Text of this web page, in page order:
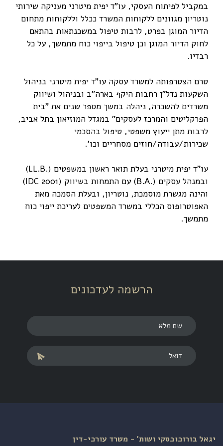
במקביל לפיתוח העסקי, עו"ד יפית מיטרני מעניקה שירותי
נוטריון מגוונים ללקוחות המשרד ככלל וללקוחות מתחום
הדיור המוגן בפרט, לרבות טיפול במשכנתאות בהתאם
לחוק הדיור המוגן וכן טיפול בייפוי כוח מתמשך, על כל
רבדיו.
טרם הצטרפותה למשרד עסקה עו"ד יפית מיטרני בניהול
השקעות נדל"ן רחבות היקף בארה"ב ובניהול ושיווק
משרדים להשכרה, ניהלה במשך מספר שנים את "בית
הפרקליטים והמרכז לעסקים" במגדל המוזיאון בתל אביב,
לרבות מתן ייעוץ משפטי, טיפול בהסכמי
שכירות/עבודה/חוזים מסחריים וכו'
.
עו"ד יפית מיטרני בעלת תואר ראשון במשפטים (.LL.B
)
ובמנהל עסקים (.B.A) עם התמחות בשיווק ((IDC 2001
והינה מגשרת מוסמכת, נוטריון, ובעלת הסמכה מאת
האפוטרופוס הכללי במשרד המשפטים לעריכת ייפוי כוח
מתמשך.
הרשמה לעדכונים
יגאל בורוכובסקי ושות׳ - משרד עורכי-דין